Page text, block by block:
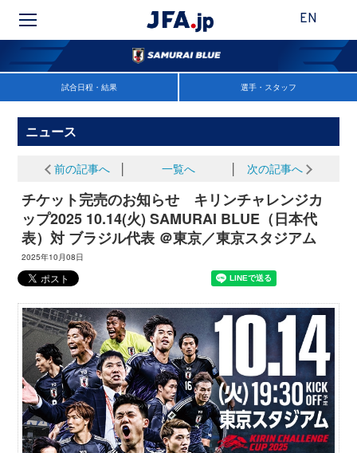
EN
試合日程・結果 選手・スタッフ
ニュース
前の記事へ 一覧へ 次の記事へ
チケット完売のお知らせ キリンチャレンジカ
ップ2025 10.14(火) SAMURAI BLUE（日本代
表）対 ブラジル代表 ＠東京／東京スタジアム
2025年10月08日